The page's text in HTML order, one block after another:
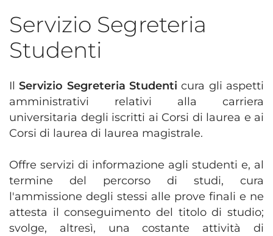
Servizio Segreteria
Studenti
IlServizio Segreteria Studenti cura gli aspetti
amministrativi relativi alla carriera
universitaria degli iscritti ai Corsi di laurea e ai
Corsi di laurea di laurea magistrale.
Offre servizi di informazione agli studenti e, al
termine del percorso di studi, cura
l'ammissione degli stessi alle prove finali e ne
attesta il conseguimento del titolo di studio;
svolge, altresì, una costante attività di